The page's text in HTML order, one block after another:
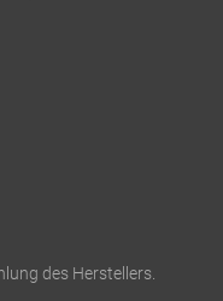
des Herstellers.